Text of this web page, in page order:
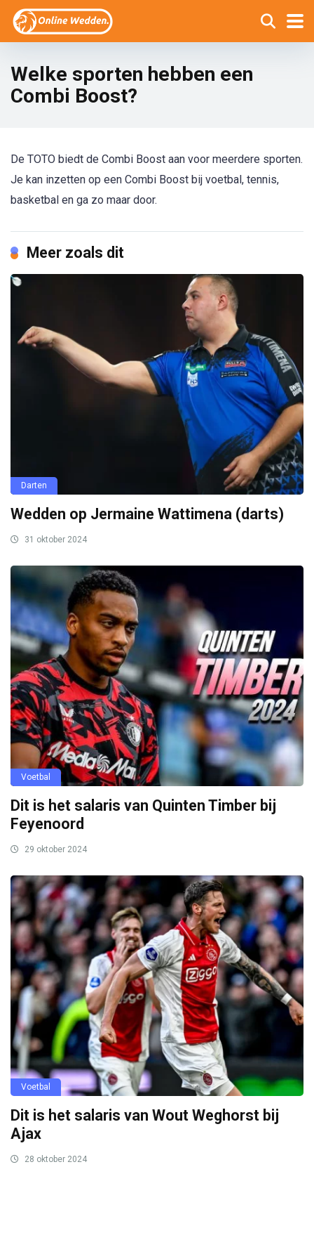
Welke sporten hebben een
Combi Boost?
De TOTO biedt de Combi Boost aan voor meerdere sporten.
Je kan inzetten op een Combi Boost bij voetbal, tennis,
basketbal en ga zo maar door.
Meer zoals dit
Darten
Wedden op Jermaine Wattimena (darts)
31 oktober 2024
Voetbal
Dit is het salaris van Quinten Timber bij
Feyenoord
29 oktober 2024
Voetbal
Dit is het salaris van Wout Weghorst bij
Ajax
28 oktober 2024